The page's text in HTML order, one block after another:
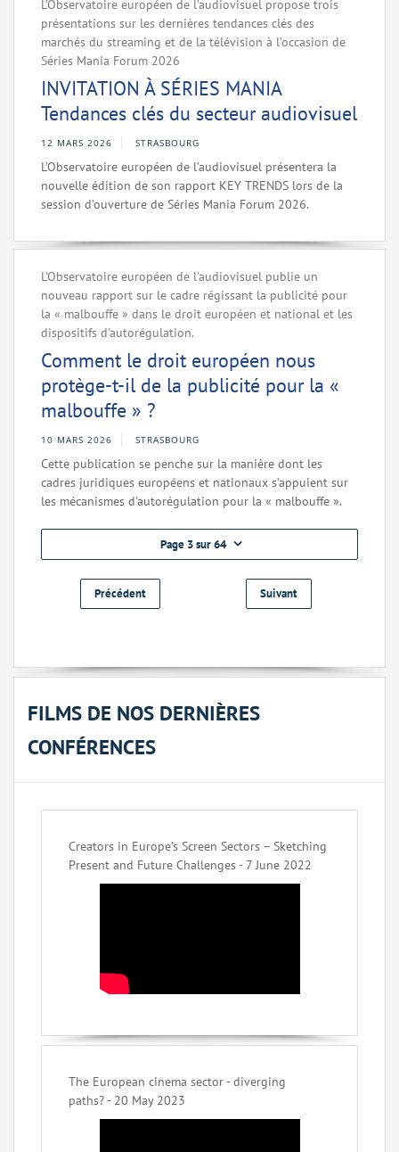
L’Observatoire européen de l’audiovisuel propose trois
présentations sur les dernières tendances clés des
marchés du streaming et de la télévision à l’occasion de
Séries Mania Forum 2026
INVITATION À SÉRIES MANIA
Tendances clés du secteur audiovisuel
12 MARS 2026 STRASBOURG
L’Observatoire européen de l’audiovisuel présentera la
nouvelle édition de son rapport KEY TRENDS lors de la
session d’ouverture de Séries Mania Forum 2026.
L'Observatoire européen de l'audiovisuel publie un
nouveau rapport sur le cadre régissant la publicité pour
la « malbouffe » dans le droit européen et national et les
dispositifs d'autorégulation.
Comment le droit européen nous
protège-t-il de la publicité pour la «
malbouffe » ?
10 MARS 2026 STRASBOURG
Cette publication se penche sur la manière dont les
cadres juridiques européens et nationaux s’appuient sur
les mécanismes d'autorégulation pour la « malbouffe ».
Page 3 sur 64
Précédent Suivant
FILMS DE NOS DERNIÈRES
CONFÉRENCES
Creators in Europe’s Screen Sectors – Sketching
Present and Future Challenges - 7 June 2022
The European cinema sector - diverging
paths? - 20 May 2023